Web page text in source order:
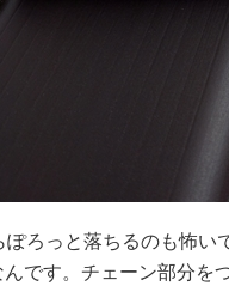
ろっと落ちるのも怖い
です。チェーン部分を